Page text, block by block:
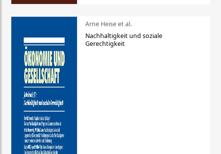
Arne Heise et al.
Nachhaltigkeit und soziale
Gerechtigkeit